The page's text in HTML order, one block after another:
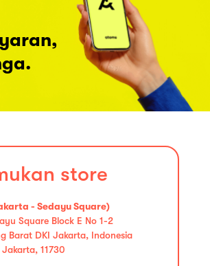
store
- Sedayu Square)
Square Block E No 1-2
Barat DKI Jakarta, Indonesia
Jakarta, 11730